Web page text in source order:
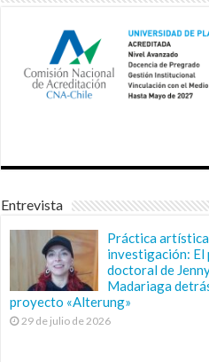
Entrevista
Práctica
investigación: El
doctoral de
Madariaga
proyecto «Alterung»
29 de julio de 2026